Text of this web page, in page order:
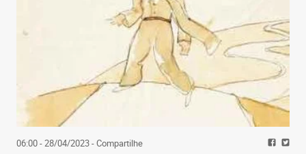
06:00 - 28/04/2023- Compartilhe